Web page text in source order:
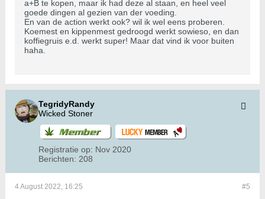
a+B te kopen, maar ik had deze al staan, en heel veel
goede dingen al gezien van der voeding.
En van de action werkt ook? wil ik wel eens proberen.
Koemest en kippenmest gedroogd werkt sowieso, en dan
koffiegruis e.d. werkt super! Maar dat vind ik voor buiten
haha.
TegridyRandy
Wicked Stoner
Registratie op: Nov 2020
Berichten: 208
#5
4 August 2022, 16:25